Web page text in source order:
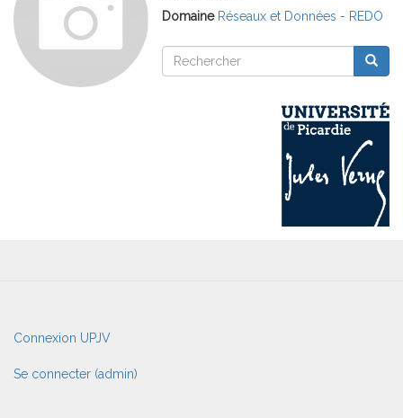
Domaine Réseaux et Données - REDO
Rechercher
Rechercher
User
account
menu
Connexion UPJV
Se connecter (admin)